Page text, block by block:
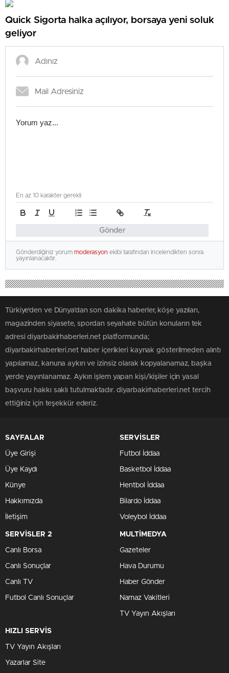
Quick Sigorta halka açılıyor, borsaya yeni soluk
geliyor
Gönder
En az 10 karakter gerekli
Gönderdiğiniz yorum moderasyon ekibi tarafından incelendikten sonra
yayınlanacaktır.
Türkiye'den ve Dünya’dan son dakika haberler, köşe yazıları,
magazinden siyasete, spordan seyahate bütün konuların tek
adresi diyarbakirhaberleri.net platformunda;
diyarbakirhaberleri.net haber içerikleri kaynak gösterilmeden alıntı
yapılamaz, kanuna aykırı ve izinsiz olarak kopyalanamaz, başka
yerde yayınlanamaz. Aykırı işlem yapan kişi/kişiler için yasal
başvuru hakkı saklı tutulmaktadır. diyarbakirhaberleri.net tercih
ettiğiniz için teşekkür ederiz.
SAYFALAR
Üye Girişi
Üye Kaydı
Künye
Hakkımızda
İletişim
SERVİSLER
Futbol İddaa
Basketbol İddaa
Hentbol İddaa
Bilardo İddaa
Voleybol İddaa
SERVİSLER 2
Canlı Borsa
Canlı Sonuçlar
Canlı TV
Futbol Canlı Sonuçlar
MULTİMEDYA
Gazeteler
Hava Durumu
Haber Gönder
Namaz Vakitleri
TV Yayın Akışları
HIZLI SERVİS
TV Yayın Akışları
Yazarlar Site